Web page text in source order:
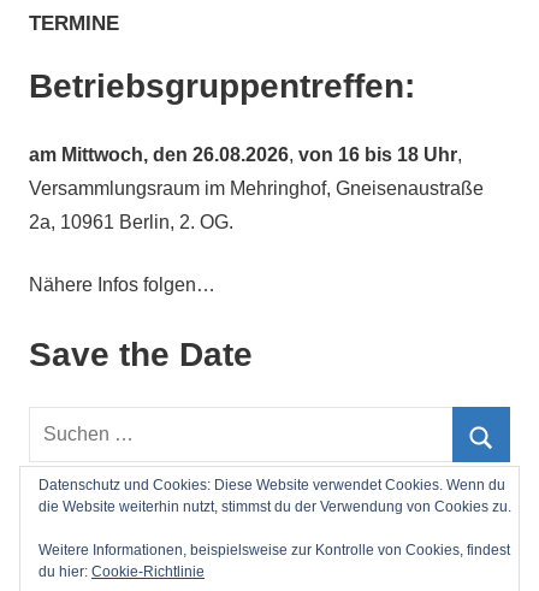
TERMINE
Betriebsgruppentreffen:
am Mittwoch, den 26.08.2026, von 16 bis 18 Uhr,
Versammlungsraum im Mehringhof, Gneisenaustraße
2a, 10961 Berlin, 2. OG.
Nähere Infos folgen…
Save the Date
Suchen
Impressum
Datenschutz und Cookies: Diese Website verwendet Cookies. Wenn du
die Website weiterhin nutzt, stimmst du der Verwendung von Cookies zu.
Weitere Informationen, beispielsweise zur Kontrolle von Cookies, findest
du hier: Cookie-Richtlinie